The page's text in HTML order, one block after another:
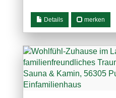
Details merken